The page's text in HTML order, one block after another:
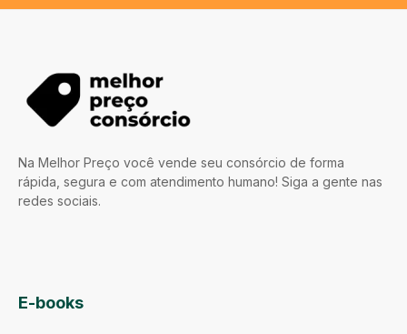
Na Melhor Preço você vende seu consórcio de forma
rápida, segura e com atendimento humano! Siga a gente nas
redes sociais.
E-books